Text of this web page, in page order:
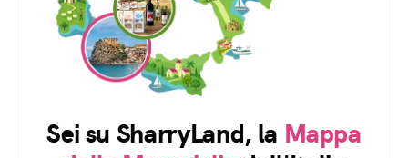
Sei su SharryLand, la Mappa